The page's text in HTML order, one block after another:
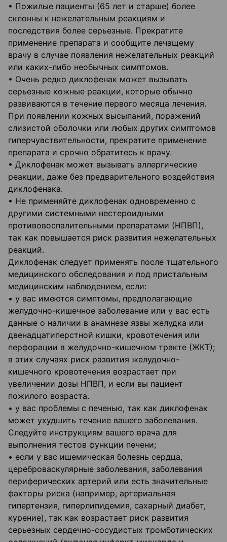
• Пожилые пациенты (65 лет и старше) более
склонны к нежелательным реакциям и
последствия более серьезные. Прекратите
применение препарата и сообщите лечащему
врачу в случае появления нежелательных реакций
или каких-либо необычных симптомов.
• Очень редко диклофенак может вызывать
серьезные кожные реакции, которые обычно
развиваются в течение первого месяца лечения.
При появлении кожных высыпаний, поражений
слизистой оболочки или любых других симптомов
гиперчувствительности, прекратите применение
препарата и срочно обратитесь к врачу.
• Диклофенак может вызывать аллергические
реакции, даже без предварительного воздействия
диклофенака.
• Не применяйте диклофенак одновременно с
другими системными нестероидными
противовоспалительными препаратами (НПВП),
так как повышается риск развития нежелательных
реакций.
Диклофенак следует применять после тщательного
медицинского обследования и под пристальным
медицинским наблюдением, если:
• у вас имеются симптомы, предполагающие
желудочно-кишечное заболевание или у вас есть
данные о наличии в анамнезе язвы желудка или
двенадцатиперстной кишки, кровотечения или
перфорации в желудочно-кишечном тракте (ЖКТ);
в этих случаях риск развития желудочно-
кишечного кровотечения возрастает при
увеличении дозы НПВП, и если вы пациент
пожилого возраста.
• у вас проблемы с печенью, так как диклофенак
может ухудшить течение вашего заболевания.
Следуйте инструкциям вашего врача для
выполнения тестов функции печени;
• если у вас ишемическая болезнь сердца,
цереброваскулярные заболевания, заболевания
периферических артерий или есть значительные
факторы риска (например, артериальная
гипертензия, гиперлипидемия, сахарный диабет,
курение), так как возрастает риск развития
серьезных сердечно-сосудистых тромботических